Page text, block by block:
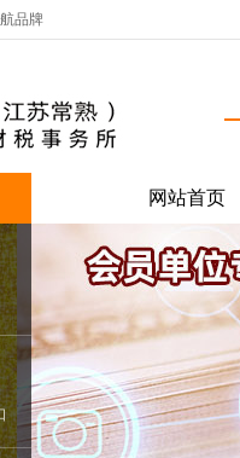
品牌
网站首页